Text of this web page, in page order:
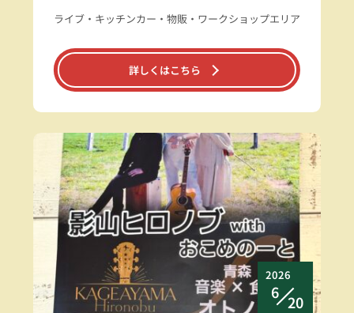
ライブ・キッチンカー・物販・ワークショップエリア
詳しくはこちら
2026
6
20